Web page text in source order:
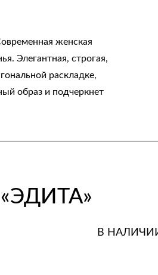
женская
Элегантная, строгая,
раскладке,
образ и подчеркнет
В